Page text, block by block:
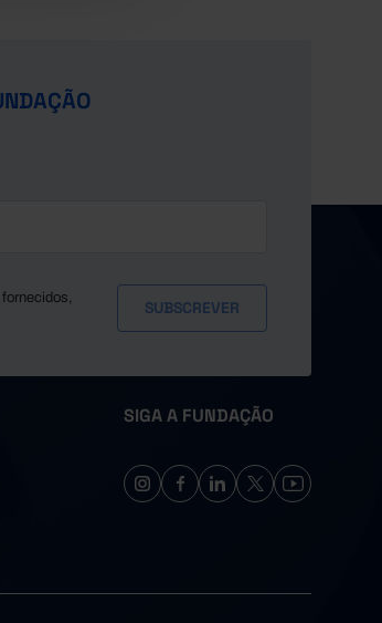
SIGA A FUNDAÇÃO